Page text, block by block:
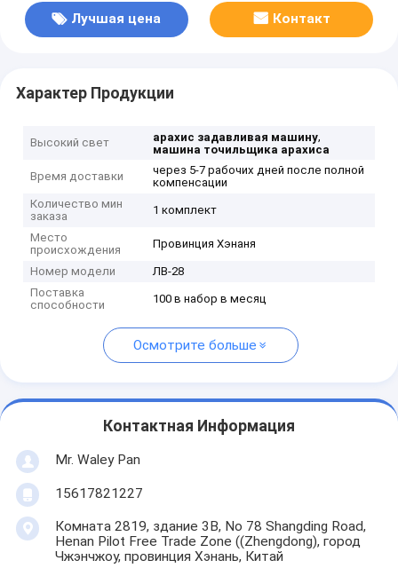
Лучшая цена Контакт
Характер Продукции
Высокий свет арахис задавливая машину,
машина точильщика арахиса
Время доставки
через 5-7 рабочих дней после полной
компенсации
Количество мин
заказа
1 комплект
Место
происхождения
Провинция Хэнаня
Номер модели
ЛВ-28
Поставка
способности
100 в набор в месяц
Осмотрите больше
Контактная Информация
Mr. Waley Pan
15617821227
Комната 2819, здание 3B, No 78 Shangding Road,
Henan Pilot Free Trade Zone ((Zhengdong), город
Чжэнчжоу, провинция Хэнань, Китай